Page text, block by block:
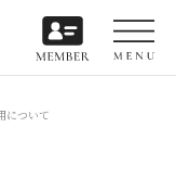
について